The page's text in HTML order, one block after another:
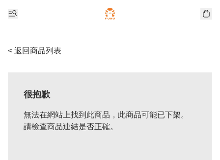
< 返回商品列表
很抱歉
無法在網站上找到此商品，此商品可能已下架。
請檢查商品連結是否正確。